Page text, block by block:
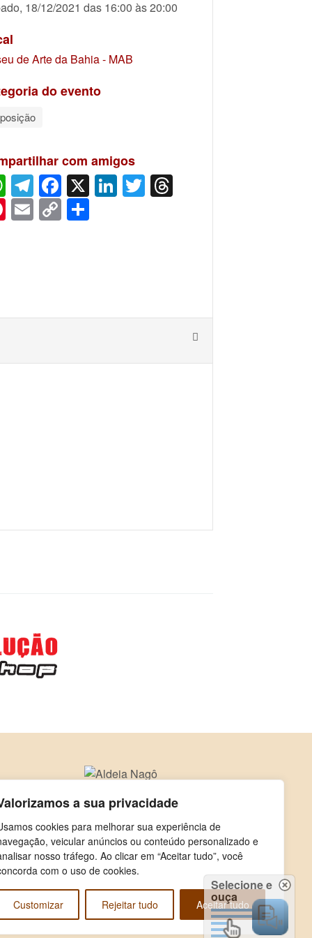
a sua privacidade
cookies para melhorar sua experiência de
veicular anúncios ou conteúdo personalizado e
nosso tráfego. Ao clicar em “Aceitar tudo”, você
com o uso de cookies.
Customizar Rejeitar tudo Aceitar tudo
18/12/2021 das 16:00 às 20:00
de Arte da Bahia - MAB
do evento
com amigos
WhatsApp
Telegram
Facebook
X LinkedIn
Twitter
Pinterest
Email
Copy
Link
Selecione e
ouça